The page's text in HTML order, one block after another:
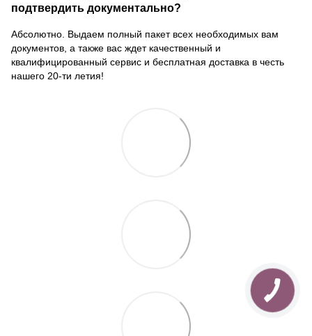
подтвердить документально?
Абсолютно. Выдаем полный пакет всех необходимых вам
документов, а также вас ждет качественный и
квалифицированный сервис и бесплатная доставка в честь
нашего 20-ти летия!